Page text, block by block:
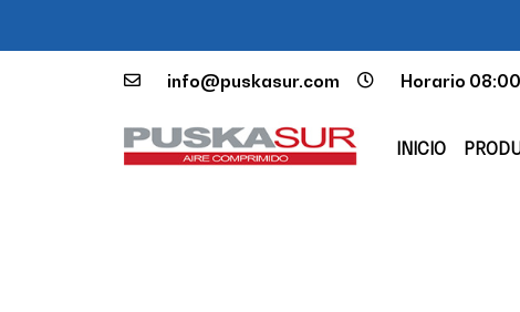
info@puskasur.com Horario
INICIO